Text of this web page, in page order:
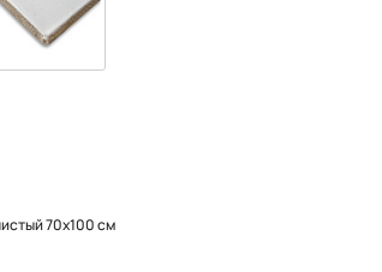
70x100 см